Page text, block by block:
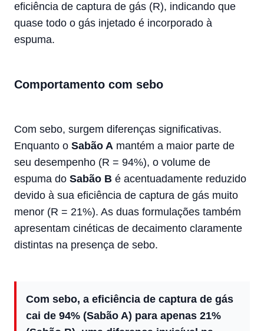
eficiência de captura de gás (R), indicando que
quase todo o gás injetado é incorporado à
espuma.
Comportamento com sebo
Com sebo, surgem diferenças significativas.
Enquanto o Sabão A mantém a maior parte de
seu desempenho (R = 94%), o volume de
espuma do Sabão B é acentuadamente reduzido
devido à sua eficiência de captura de gás muito
menor (R = 21%). As duas formulações também
apresentam cinéticas de decaimento claramente
distintas na presença de sebo.
Com sebo, a eficiência de captura de gás
cai de 94% (Sabão A) para apenas 21%